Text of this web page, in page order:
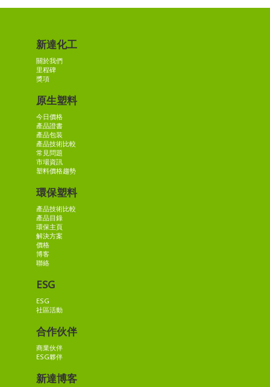
新達化工
關於我們
里程碑
獎項
原生塑料
今日價格
產品證書
產品包装
產品技術比較
常見問題
市場資訊
塑料價格趨勢
環保塑料
產品技術比較
產品目錄
環保主頁
解決方案
價格
博客
聯絡
ESG
ESG
社區活動
合作伙伴
商業伙伴
ESG夥伴
新達博客